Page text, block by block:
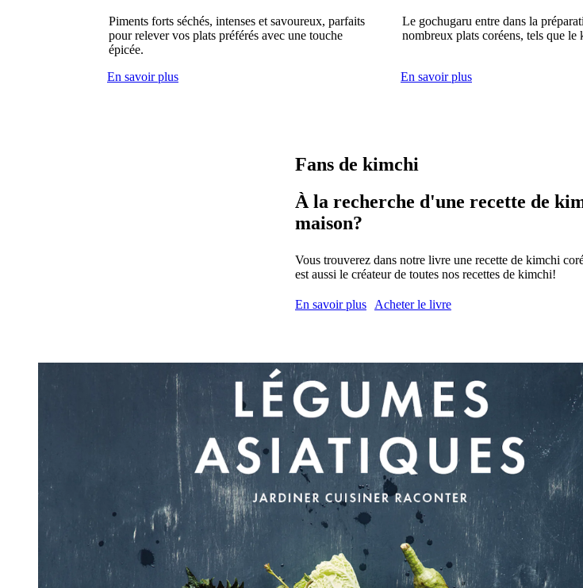
Piments forts séchés, intenses et savoureux, parfaits
pour relever vos plats préférés avec une touche
épicée.
En savoir plus
Le gochugaru entre dans la
nombreux plats coréens, tels que le
En savoir plus
Fans de kimchi
À la recherche d'une recette de
maison?
Vous trouverez dans notre livre une recette de kimchi
est aussi le créateur de toutes nos recettes de kimchi!
En savoir plus Acheter le livre